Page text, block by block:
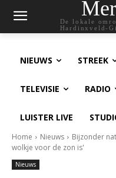
De lokale
Hardinxveld-
NIEUWS STREEK
TELEVISIE RADIO
LUISTER LIVE
Home Nieuws
Bijzonder
wolkje voor de zon is'
Nieuws